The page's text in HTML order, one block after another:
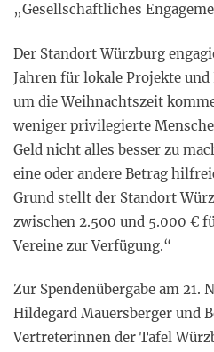
„Gesellschaftliches
Der Standort Würzburg
Jahren für lokale Projekte
um die Weihnachtszeit
weniger privilegierte
Geld nicht alles besser zu
eine oder andere Betrag
Grund stellt der Standort
zwischen 2.500 und 5.000 €
Vereine zur Verfügung.“
Zur Spendenübergabe am 21.
Hildegard Mauersberger und
Vertreterinnen der Tafel